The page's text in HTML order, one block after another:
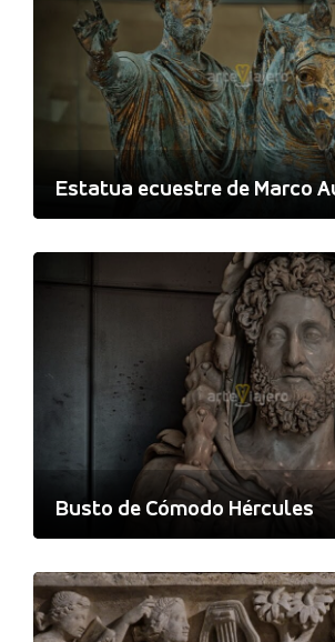
Estatua ecuestre de Marco
Busto de Cómodo Hércules